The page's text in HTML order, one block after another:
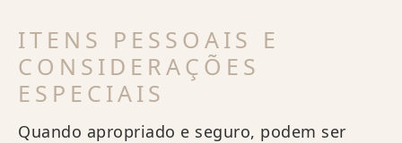
ITENS PESSOAIS E
CONSIDERAÇÕES
ESPECIAIS
Quando apropriado e seguro, podem ser